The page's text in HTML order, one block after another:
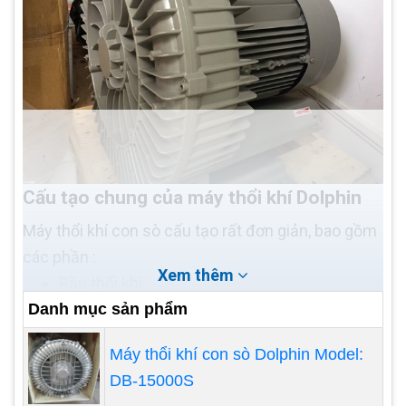
Cấu tạo chung của máy thổi khí Dolphin
Máy thổi khí con sò cấu tạo rất đơn giản, bao gồm
Động cơ của máy thổi khí được thiết kế gồm
vỏ nhôm, dây đồng đảm bảo công suất và
chế độ tản nhiệt tốt.
Xem thêm
Danh mục sản phẩm
Máy thổi khí con sò Dolphin Model:
DB-15000S